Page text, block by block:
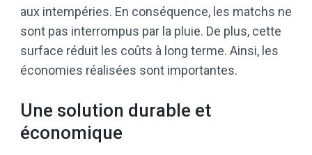
aux intempéries. En conséquence, les matchs ne
sont pas interrompus par la pluie. De plus, cette
surface réduit les coûts à long terme. Ainsi, les
économies réalisées sont importantes.
Une solution durable et
économique